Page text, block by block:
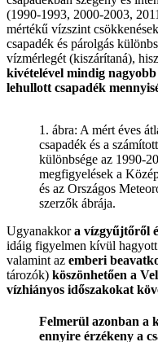
(1990-1993, 2000-2003,
mértékű vízszint
csapadék és párolgás
vízmérlegét (kiszárítaná),
kivételével mindig
lehullott csapadék
1. ábra: A mért éves
csapadék és a
különbsége az 1990-
megfigyelések a
és az Országos
szerzők ábrája.
Ugyanakkora vízgyűjtőről
idáig figyelmen kívül hagyott
valamint az emberi
tározók) köszönhetően a
vízhiányos időszakokat
Felmerül azonban a
ennyire érzékeny a